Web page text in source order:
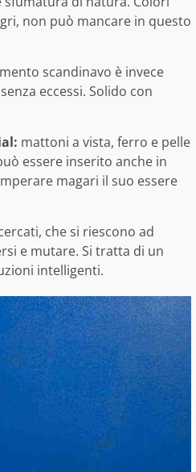
non può mancare in questo
scandinavo è invece
eccessi. Solido con
mattoni a vista, ferro e pelle
essere inserito anche in
magari il suo essere
che si riescono ad
e mutare. Si tratta di un
intelligenti.